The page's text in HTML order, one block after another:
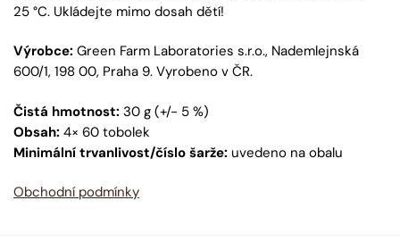
25 °C. Ukládejte mimo dosah dětí!
Výrobce: Green Farm Laboratories s.r.o., Nademlejnská
600/1, 198 00, Praha 9. Vyrobeno v ČR.
Čistá hmotnost: 30 g (+/- 5 %)
Obsah: 4× 60 tobolek
Minimální trvanlivost/číslo šarže: uvedeno na obalu
Obchodní podmínky